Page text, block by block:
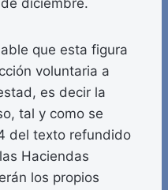
diciembre.
que esta figura
voluntaria a
es decir la
tal y como se
del texto refundido
Haciendas
los propios